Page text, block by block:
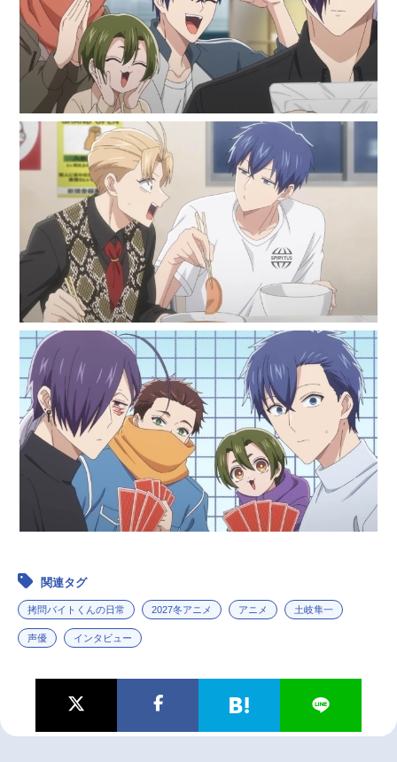
関連タグ
拷問バイトくんの日常 2027冬アニメ アニメ 土岐隼一
声優 インタビュー